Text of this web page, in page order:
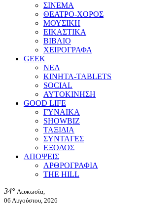
ΣΙΝΕΜΑ
ΘΕΑΤΡΟ-ΧΟΡΟΣ
ΜΟΥΣΙΚΗ
ΕΙΚΑΣΤΙΚΑ
ΒΙΒΛΙΟ
ΧΕΙΡΟΓΡΑΦΑ
GEEK
ΝΕΑ
ΚΙΝΗΤΑ-TABLETS
SOCIAL
ΑΥΤΟΚΙΝΗΣΗ
GOOD LIFE
ΓΥΝΑΙΚΑ
SHOWBIZ
ΤΑΞΙΔΙΑ
ΣΥΝΤΑΓΕΣ
ΕΞΟΔΟΣ
ΑΠΟΨΕΙΣ
ΑΡΘΡΟΓΡΑΦΙΑ
THE HILL
34° Λευκωσία,
06 Αυγούστου, 2026